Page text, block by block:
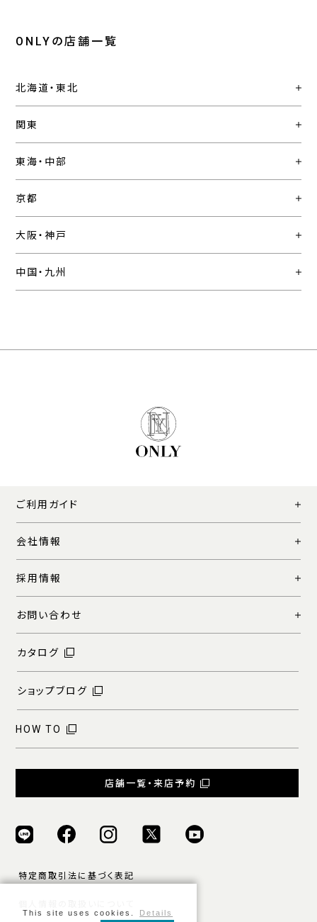
ONLYの店舗一覧
北海道・東北
関東
東海・中部
京都
大阪・神戸
中国・九州
ご利用ガイド
会社情報
採用情報
お問い合わせ
カタログ
ショップブログ
HOW TO
店舗一覧・来店予約
特定商取引法に基づく表記
This site uses cookies. Details